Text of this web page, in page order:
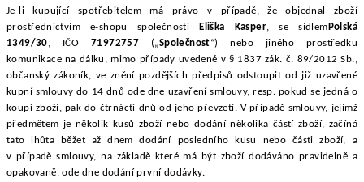
Je-li kupující spotřebitelem má právo v případě, že objednal zboží
prostřednictvím e-shopu společnosti
Eliška Kasper, se sídlem Polská
1349/30, IČO 71972757 („Společnost“) nebo jiného prostředku
komunikace na dálku, mimo případy uvedené v § 1837 zák. č. 89/2012 Sb.,
občanský zákoník, ve znění pozdějších předpisů odstoupit od již uzavřené
kupní smlouvy do 14 dnů ode dne uzavření smlouvy, resp. pokud se jedná o
koupi zboží, pak do čtrnácti dnů od jeho převzetí. V případě smlouvy, jejímž
předmětem je několik kusů zboží nebo dodání několika částí zboží, začíná
tato lhůta běžet až dnem dodání posledního kusu nebo části zboží, a
v případě smlouvy, na základě které má být zboží dodáváno pravidelně a
opakovaně, ode dne dodání první dodávky.